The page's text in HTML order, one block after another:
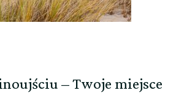
– Twoje miejsce